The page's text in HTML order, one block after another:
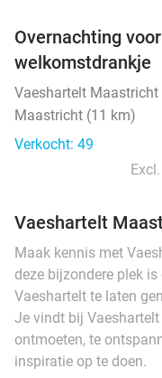
Overnachting
welkomstdrankje
Vaeshartelt Maastricht
Maastricht (11 km)
Verkocht: 49
Vaeshartelt
Maak kennis met
deze bijzondere plek
Vaeshartelt te laten
Je vindt bij
ontmoeten, te
inspiratie op te doen.